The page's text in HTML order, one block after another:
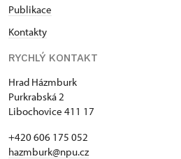
Publikace
Kontakty
RYCHLÝ KONTAKT
Hrad Házmburk
Purkrabská 2
Libochovice 411 17
+420 606 175 052
hazmburk@npu.cz